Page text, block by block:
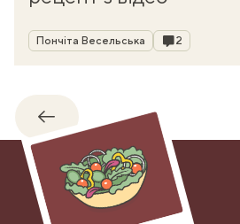
Автор
Пончіта Весельська Коментарі
2
Назад